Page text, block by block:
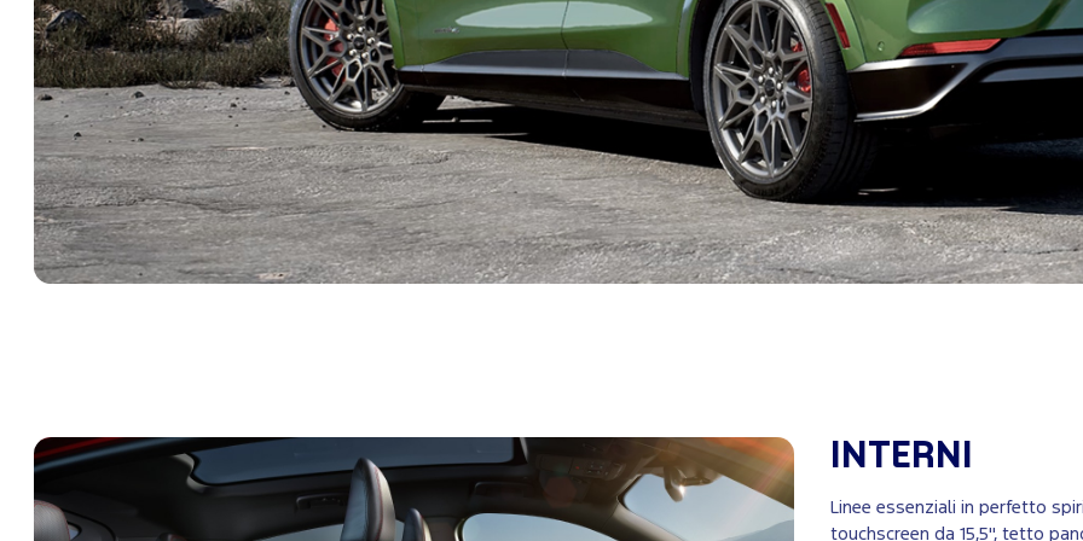
INTERNI
Linee essenziali in perfetto
touchscreen da 15,5'', tetto